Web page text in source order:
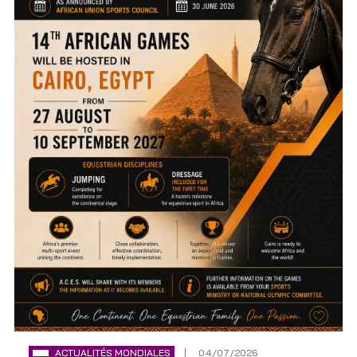
ACTUALITÉS MONDIALES 04/07/2026